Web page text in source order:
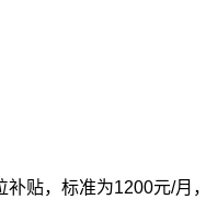
补贴，标准为1200元/月